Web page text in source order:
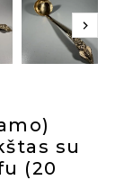
su
(20